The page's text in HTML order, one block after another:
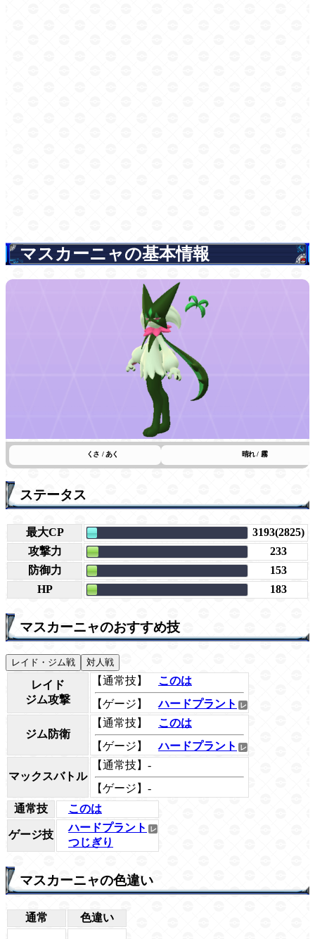
マスカーニャの基本情報
くさ / あく 晴れ / 霧
ステータス
最大CP
3193(2825)
攻撃力
233
防御力
153
HP
183
マスカーニャのおすすめ技
レイド・ジム戦 対人戦
レイド
ジム攻撃
【通常技】
このは
【ゲージ】
ハードプラント
ジム防衛
【通常技】
このは
【ゲージ】
ハードプラント
マックスバトル
【通常技】-
【ゲージ】-
通常技
このは
ゲージ技
ハードプラント
つじぎり
マスカーニャの色違い
通常 色違い